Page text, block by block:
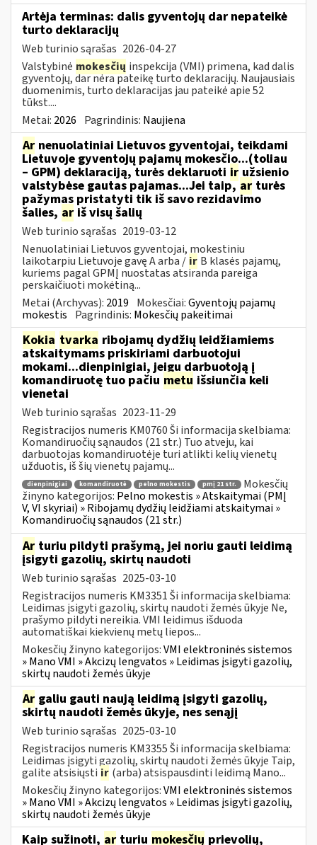
Artėja terminas: dalis gyventojų dar nepateikė
turto deklaracijų
Web turinio sąrašas 2026-04-27
Valstybinė mokesčių inspekcija (VMI) primena, kad dalis
gyventojų, dar nėra pateikę turto deklaracijų. Naujausiais
duomenimis, turto deklaracijas jau pateikė apie 52
tūkst....
Metai: 2026 Pagrindinis: Naujiena
Ar nenuolatiniai Lietuvos gyventojai, teikdami
Lietuvoje gyventojų pajamų mokesčio...(toliau
– GPM) deklaraciją, turės deklaruoti ir užsienio
valstybėse gautas pajamas...Jei taip,ar turės
pažymas pristatyti tik iš savo rezidavimo
šalies, ar iš visų šalių
Web turinio sąrašas 2019-03-12
Nenuolatiniai Lietuvos gyventojai, mokestiniu
laikotarpiu Lietuvoje gavę A arba / ir B klasės pajamų,
kuriems pagal GPMĮ nuostatas atsiranda pareiga
perskaičiuoti mokėtiną...
Metai (Archyvas): 2019 Mokesčiai:Gyventojų pajamų
mokestis Pagrindinis: Mokesčių pakeitimai
Kokia tvarka ribojamų dydžių leidžiamiems
atskaitymams priskiriami darbuotojui
mokami...dienpinigiai, jeigu darbuotoją į
komandiruotę tuo pačiu metu išsiunčia keli
vienetai
Web turinio sąrašas 2023-11-29
Registracijos numeris KM0760 Ši informacija skelbiama:
Komandiruočių sąnaudos (21 str.) Tuo atveju, kai
darbuotojas komandiruotėje turi atlikti kelių vienetų
užduotis, iš šių vienetų pajamų...
dienpinigiai komandiruotė pelno mokestis pmį 21 str.
Mokesčių
žinyno kategorijos: Pelno mokestis » Atskaitymai (PMĮ
V, VI skyriai) » Ribojamų dydžių leidžiami atskaitymai »
Komandiruočių sąnaudos (21 str.)
Ar turiu pildyti prašymą, jei noriu gauti leidimą
įsigyti gazolių, skirtų naudoti
Web turinio sąrašas 2025-03-10
Registracijos numeris KM3351 Ši informacija skelbiama:
Leidimas įsigyti gazolių, skirtų naudoti žemės ūkyje Ne,
prašymo pildyti nereikia. VMI leidimus išduoda
automatiškai kiekvienų metų liepos...
Mokesčių žinyno kategorijos:VMI elektroninės sistemos
» Mano VMI » Akcizų lengvatos » Leidimas įsigyti gazolių,
skirtų naudoti žemės ūkyje
Ar galiu gauti naują leidimą įsigyti gazolių,
skirtų naudoti žemės ūkyje, nes senąjį
Web turinio sąrašas 2025-03-10
Registracijos numeris KM3355 Ši informacija skelbiama:
Leidimas įsigyti gazolių, skirtų naudoti žemės ūkyje Taip,
galite atsisiųsti ir (arba) atsispausdinti leidimą Mano...
Mokesčių žinyno kategorijos:VMI elektroninės sistemos
» Mano VMI » Akcizų lengvatos » Leidimas įsigyti gazolių,
skirtų naudoti žemės ūkyje
Kaip sužinoti, ar turiu mokesčių prievolių,